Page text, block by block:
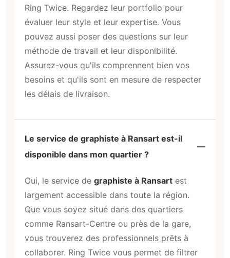
Ring Twice. Regardez leur portfolio pour
évaluer leur style et leur expertise. Vous
pouvez aussi poser des questions sur leur
méthode de travail et leur disponibilité.
Assurez-vous qu'ils comprennent bien vos
besoins et qu'ils sont en mesure de respecter
les délais de livraison.
Le service de graphiste à Ransart est-il
disponible dans mon quartier ?
Oui, le service de graphiste à Ransart est
largement accessible dans toute la région.
Que vous soyez situé dans des quartiers
comme Ransart-Centre ou près de la gare,
vous trouverez des professionnels prêts à
collaborer. Ring Twice vous permet de filtrer